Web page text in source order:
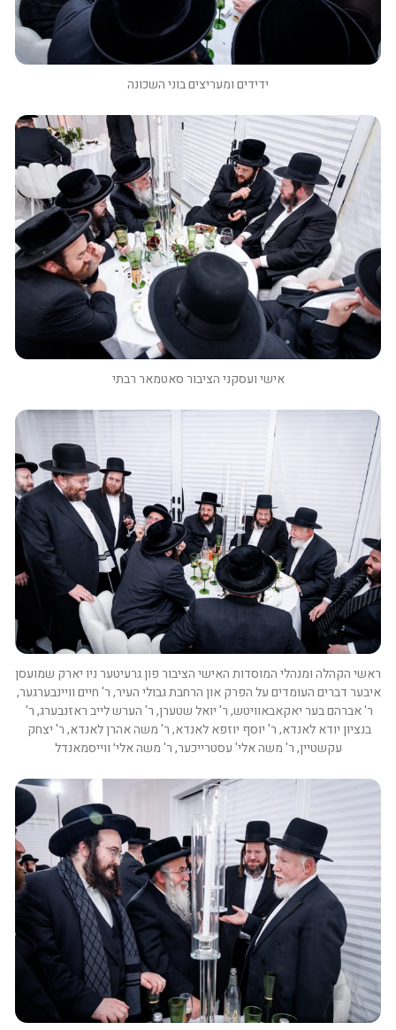
ידידים ומעריצים בוני השכונה
אישי ועסקני הציבור סאטמאר רבתי
איבער דברים העומדים על הפרק און הרחבת גבולי העיר, ר' חיים וויינבערגער,
עקשטיין, ר' משה אלי' עסטרייכער, ר' משה אלי׳ ווייסמאנדל